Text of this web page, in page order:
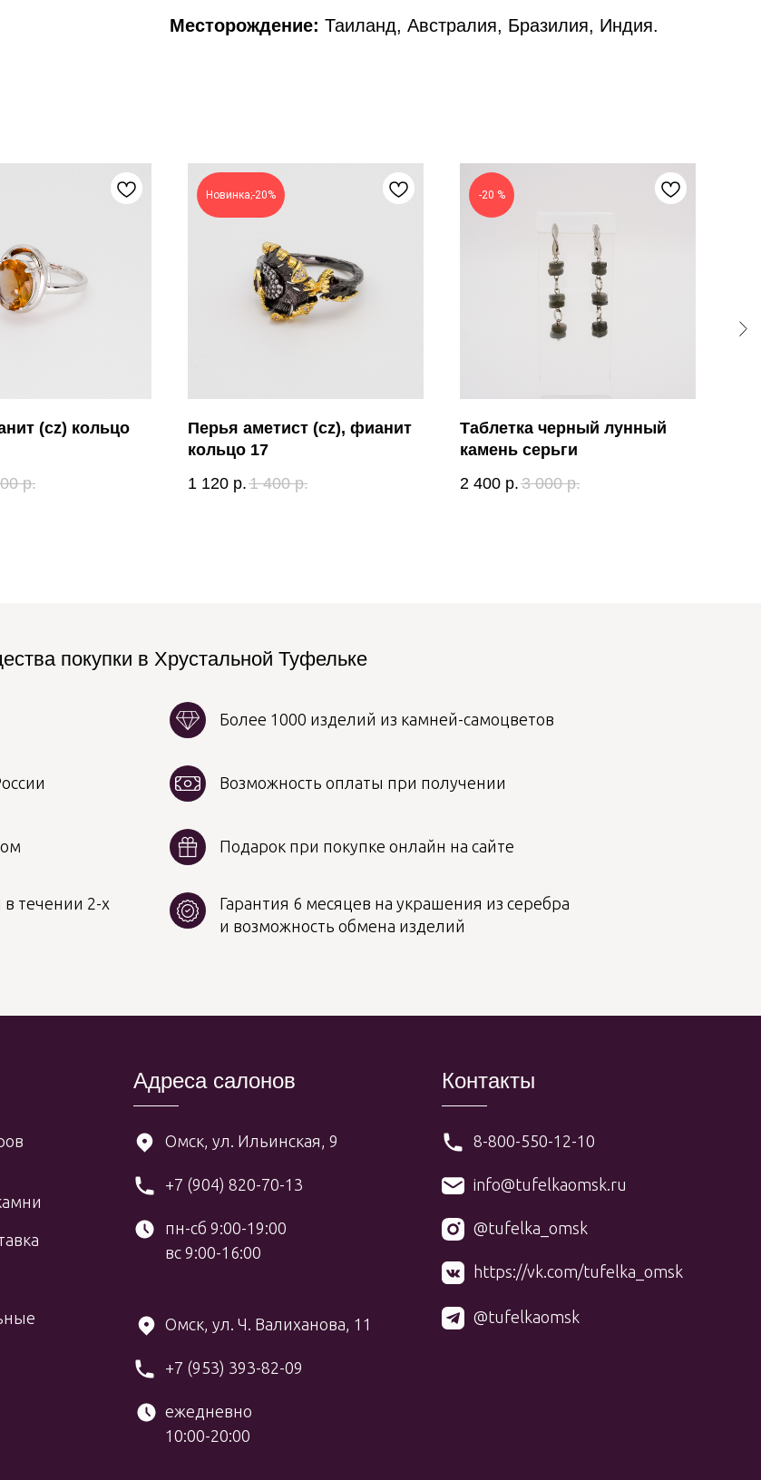
Месторождение: Таиланд, Австралия, Бразилия, Индия.
(cz) кольцо
р.
Новинка;-20%
Перья аметист (cz), фианит
кольцо 17
1 120 р. 1 400 р.
-20 %
Таблетка черный лунный
камень серьги
2 400 р. 3 000 р.
покупки в Хрустальной Туфельке
течении 2-х
Более 1000 изделий из камней-самоцветов
Гарантия 6 месяцев на украшения из серебра
и возможность обмена изделий
Возможность оплаты при получении
Подарок при покупке онлайн на сайте
Адреса салонов
+7 (904) 820-70-13
пн-сб 9:00-19:00
вс 9:00-16:00
Омск, ул. Ильинская, 9
+7 (953) 393-82-09
ежедневно
10:00-20:00
Омск, ул. Ч. Валиханова, 11
Контакты
@tufelka_omsk
https://vk.com/tufelka_omsk
@tufelkaomsk
8-800-550-12-10
info@tufelkaomsk.ru